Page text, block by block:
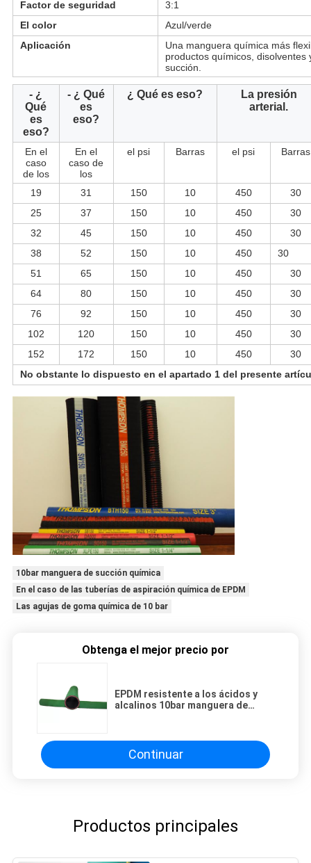
Factor de seguridad
3:1
El color
Azul/verde
Aplicación
Una manguera química más
productos químicos,
succión.
- ¿
Qué
es
eso?
- ¿ Qué
es
eso?
¿ Qué es eso?
La presión
arterial.
En el
caso
de los
En el
caso de
los
el psi Barras el psi Barras
19 31 150 10 450
30
25
37 150 10 450
30
32
45 150 10 450
30
38
52 150 10 450
30
51
65 150 10 450
30
64
80 150 10 450
30
76
92 150 10 450
30
102
120 150 10 450
30
152
172 150 10 450
30
No obstante lo dispuesto en el apartado 1 del presente
10bar manguera de succión química
En el caso de las tuberías de aspiración química de EPDM
Las agujas de goma química de 10 bar
Obtenga el mejor precio por
EPDM resistente a los ácidos y
alcalinos 10bar manguera de
Continuar
Productos principales